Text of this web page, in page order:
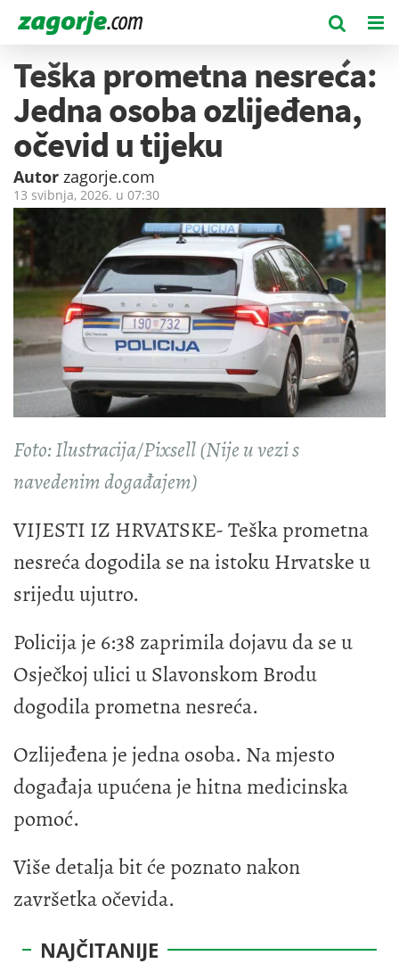
Teška prometna nesreća:
Jedna osoba ozlijeđena,
očevid u tijeku
Autor zagorje.com
13 svibnja, 2026. u 07:30
Foto: Ilustracija/Pixsell (Nije u vezi s
navedenim događajem)
VIJESTI IZ HRVATSKE- Teška prometna
nesreća dogodila se na istoku Hrvatske u
srijedu ujutro.
Policija je 6:38 zaprimila dojavu da se u
Osječkoj ulici u Slavonskom Brodu
dogodila prometna nesreća.
Ozlijeđena je jedna osoba. Na mjesto
događaja upućena je hitna medicinska
pomoć.
Više detalja bit će poznato nakon
završetka očevida.
NAJČITANIJE